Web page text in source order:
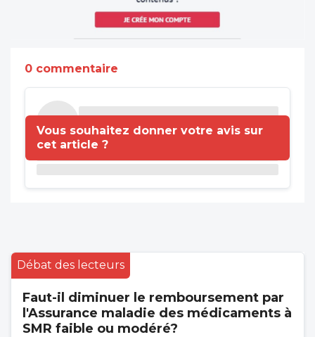
0 commentaire
Vous souhaitez donner votre avis sur
cet article ?
Débat des lecteurs
Faut-il diminuer le remboursement par
l'Assurance maladie des médicaments à
SMR faible ou modéré?